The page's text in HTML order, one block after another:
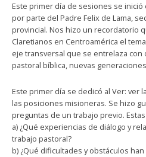
Este primer día de sesiones se
por parte del Padre Felix de Lama,
provincial. Nos hizo un recordatorio
Claretianos en Centroamérica el
eje transversal que se entrelaza con
pastoral bíblica, nuevas
Este primer día se dedicó al Ver: ver
las posiciones misioneras. Se hizo
preguntas de un trabajo previo.
a) ¿Qué experiencias de diálogo y
trabajo pastoral?
b) ¿Qué dificultades y obstáculos